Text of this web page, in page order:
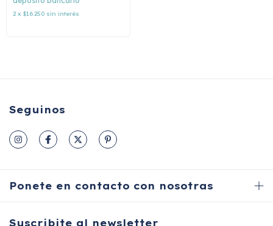
2 x $16.250 sin interés
Seguinos
Ponete en contacto con nosotras
Suscribite al newsletter